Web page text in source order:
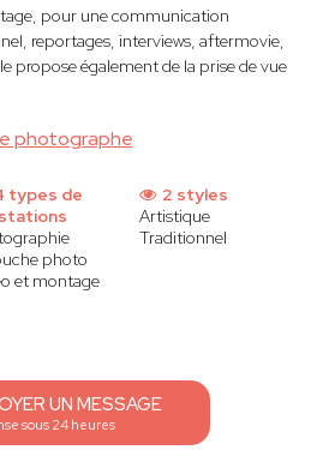
photographe
pour une communication
reportages, interviews, aftermovie,
propose également de la prise de vue
types de
photo
et montage
2 styles
Artistique
Traditionnel
UN MESSAGE
sous 24 heures